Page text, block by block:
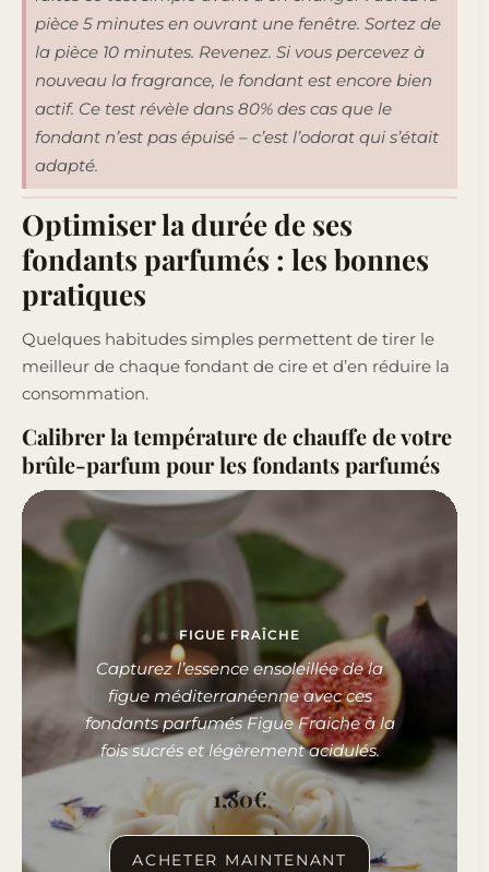
pièce 5 minutes en ouvrant une fenêtre. Sortez de
la pièce 10 minutes. Revenez. Si vous percevez à
nouveau la fragrance, le fondant est encore bien
actif. Ce test révèle dans 80% des cas que le
fondant n’est pas épuisé – c’est l’odorat qui s’était
adapté.
Optimiser la durée de ses
fondants parfumés : les bonnes
pratiques
Quelques habitudes simples permettent de tirer le
meilleur de chaque fondant de cire et d’en réduire la
consommation.
Calibrer la température de chauffe de votre
brûle-parfum pour les fondants parfumés
FIGUE FRAÎCHE
Capturez l’essence ensoleillée de la
figue méditerranéenne avec ces
fondants parfumés Figue Fraiche à la
fois sucrés et légèrement acidulés.
1,80€
ACHETER MAINTENANT